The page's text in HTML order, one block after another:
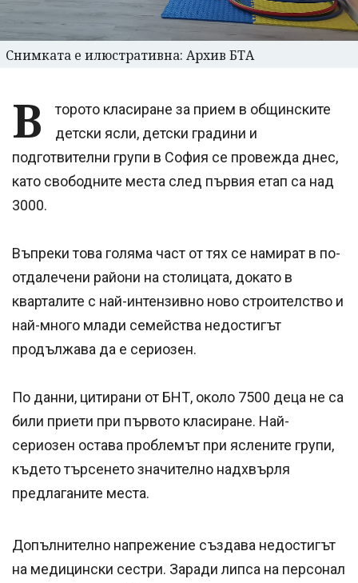
Снимката е илюстративна: Архив БТА
В
торото класиране за прием в общинските
детски ясли, детски градини и
подготвителни групи в София се провежда днес,
като свободните места след първия етап са над
3000.
Въпреки това голяма част от тях се намират в по-
отдалечени райони на столицата, докато в
кварталите с най-интензивно ново строителство и
най-много млади семейства недостигът
продължава да е сериозен.
По данни, цитирани от БНТ, около 7500 деца не са
били приети при първото класиране. Най-
сериозен остава проблемът при яслените групи,
където търсенето значително надхвърля
предлаганите места.
Допълнително напрежение създава недостигът
на медицински сестри. Заради липса на персонал